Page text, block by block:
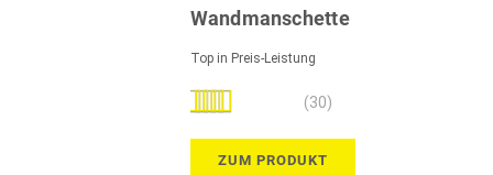
Wandmanschette
Top in Preis-Leistung
Bewertung: (30)
ZUM PRODUKT